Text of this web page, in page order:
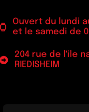
Ouvert du lundi
et le samedi de
204 rue de l'ile
RIEDISHEIM